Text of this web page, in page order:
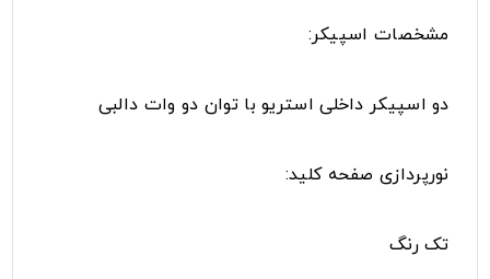
مشخصات اسپیکر:
دو اسپیکر داخلی استریو با توان دو وات دالبی
نورپردازی صفحه کلید:
تک رنگ